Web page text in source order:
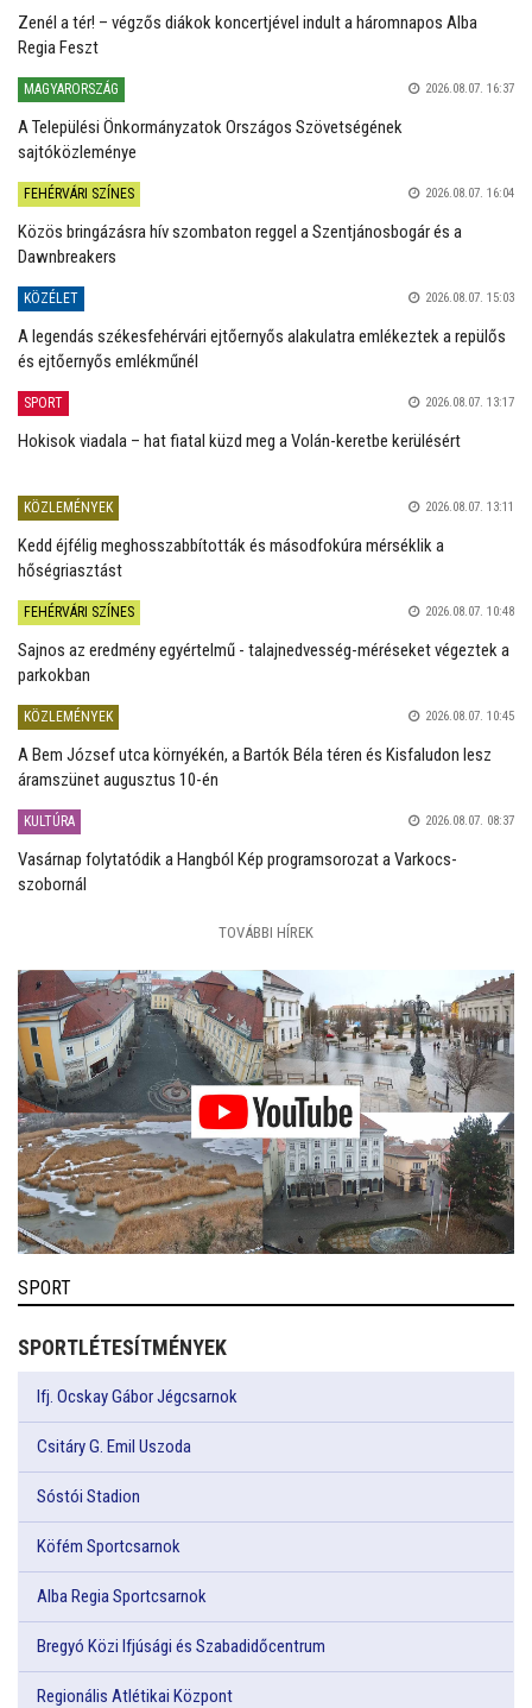
Zenél a tér! – végzős diákok koncertjével indult a háromnapos Alba
Regia Feszt
MAGYARORSZÁG 2026.08.07. 16:37
A Települési Önkormányzatok Országos Szövetségének
sajtóközleménye
FEHÉRVÁRI SZÍNES 2026.08.07. 16:04
Közös bringázásra hív szombaton reggel a Szentjánosbogár és a
Dawnbreakers
KÖZÉLET 2026.08.07. 15:03
A legendás székesfehérvári ejtőernyős alakulatra emlékeztek a repülős
és ejtőernyős emlékműnél
SPORT 2026.08.07. 13:17
Hokisok viadala – hat fiatal küzd meg a Volán-keretbe kerülésért
KÖZLEMÉNYEK 2026.08.07. 13:11
Kedd éjfélig meghosszabbították és másodfokúra mérséklik a
hőségriasztást
FEHÉRVÁRI SZÍNES 2026.08.07. 10:48
Sajnos az eredmény egyértelmű - talajnedvesség-méréseket végeztek a
parkokban
KÖZLEMÉNYEK 2026.08.07. 10:45
A Bem József utca környékén, a Bartók Béla téren és Kisfaludon lesz
áramszünet augusztus 10-én
KULTÚRA 2026.08.07. 08:37
Vasárnap folytatódik a Hangból Kép programsorozat a Varkocs-
szobornál
TOVÁBBI HÍREK
SPORT
SPORTLÉTESÍTMÉNYEK
Ifj. Ocskay Gábor Jégcsarnok
Csitáry G. Emil Uszoda
Sóstói Stadion
Köfém Sportcsarnok
Alba Regia Sportcsarnok
Bregyó Közi Ifjúsági és Szabadidőcentrum
Regionális Atlétikai Központ